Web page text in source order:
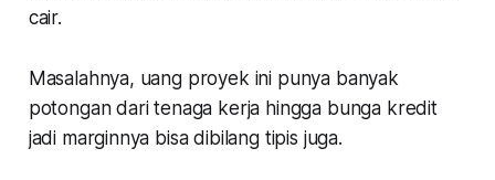
cair.
Masalahnya, uang proyek ini punya banyak
potongan dari tenaga kerja hingga bunga kredit
jadi marginnya bisa dibilang tipis juga.